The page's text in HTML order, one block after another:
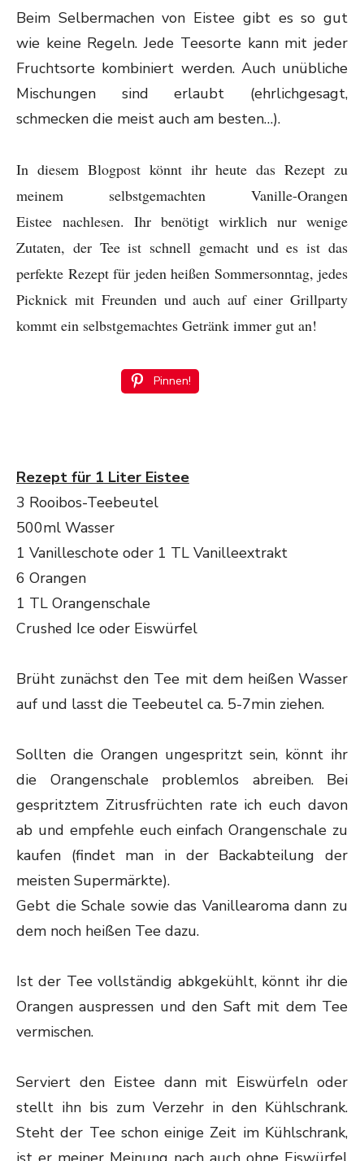
Beim Selbermachen von Eistee gibt es so gut
wie keine Regeln. Jede Teesorte kann mit jeder
Fruchtsorte kombiniert werden. Auch unübliche
Mischungen sind erlaubt (ehrlichgesagt,
schmecken die meist auch am besten…).
In diesem Blogpost könnt ihr heute das Rezept zu
meinem selbstgemachten Vanille-Orangen
Eistee nachlesen. Ihr benötigt wirklich nur wenige
Zutaten, der Tee ist schnell gemacht und es ist das
perfekte Rezept für jeden heißen Sommersonntag, jedes
Picknick mit Freunden und auch auf einer Grillparty
kommt ein selbstgemachtes Getränk immer gut an!
Pinnen!
Rezept für 1 Liter Eistee
3 Rooibos-Teebeutel
500ml Wasser
1 Vanilleschote oder 1 TL Vanilleextrakt
6 Orangen
1 TL Orangenschale
Crushed Ice oder Eiswürfel
Brüht zunächst den Tee mit dem heißen Wasser
auf und lasst die Teebeutel ca. 5-7min ziehen.
Sollten die Orangen ungespritzt sein, könnt ihr
die Orangenschale problemlos abreiben. Bei
gespritztem Zitrusfrüchten rate ich euch davon
ab und empfehle euch einfach Orangenschale zu
kaufen (findet man in der Backabteilung der
meisten Supermärkte).
Gebt die Schale sowie das Vanillearoma dann zu
dem noch heißen Tee dazu.
Ist der Tee vollständig abkgekühlt, könnt ihr die
Orangen auspressen und den Saft mit dem Tee
vermischen.
Serviert den Eistee dann mit Eiswürfeln oder
stellt ihn bis zum Verzehr in den Kühlschrank.
Steht der Tee schon einige Zeit im Kühlschrank,